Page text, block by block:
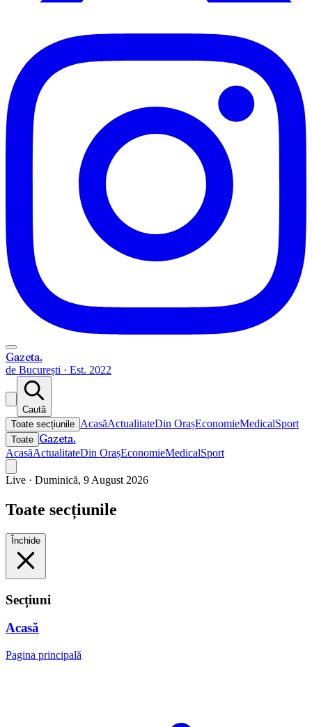
Gazeta.
de București · Est. 2022
Caută
Toate secțiunile AcasăActualitateDin OrașEconomieMedicalSport
Toate Gazeta.
AcasăActualitateDin OrașEconomieMedicalSport
Live · Duminică, 9 August 2026
Toate secțiunile
Închide
Secțiuni
Acasă
Pagina principală